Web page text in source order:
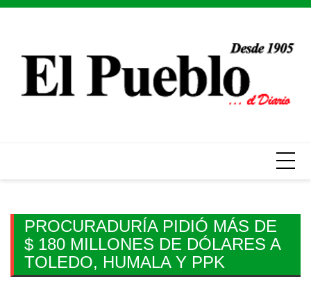
Skip
PROCURADURÍA PIDIÓ MÁS DE
$ 180 MILLONES DE DÓLARES A
TOLEDO, HUMALA Y PPK